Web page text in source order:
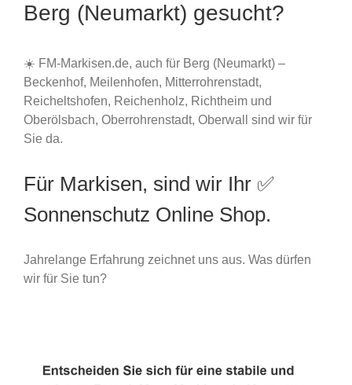
Berg (Neumarkt) gesucht?
☀️ FM-Markisen.de, auch für Berg (Neumarkt) –
Beckenhof, Meilenhofen, Mitterrohrenstadt,
Reicheltshofen, Reichenholz, Richtheim und
Oberölsbach, Oberrohrenstadt, Oberwall sind wir für
Sie da.
Für Markisen, sind wir Ihr ✅
Sonnenschutz Online Shop.
Jahrelange Erfahrung zeichnet uns aus. Was dürfen
wir für Sie tun?